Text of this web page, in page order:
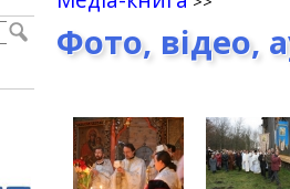
Фото, відео,